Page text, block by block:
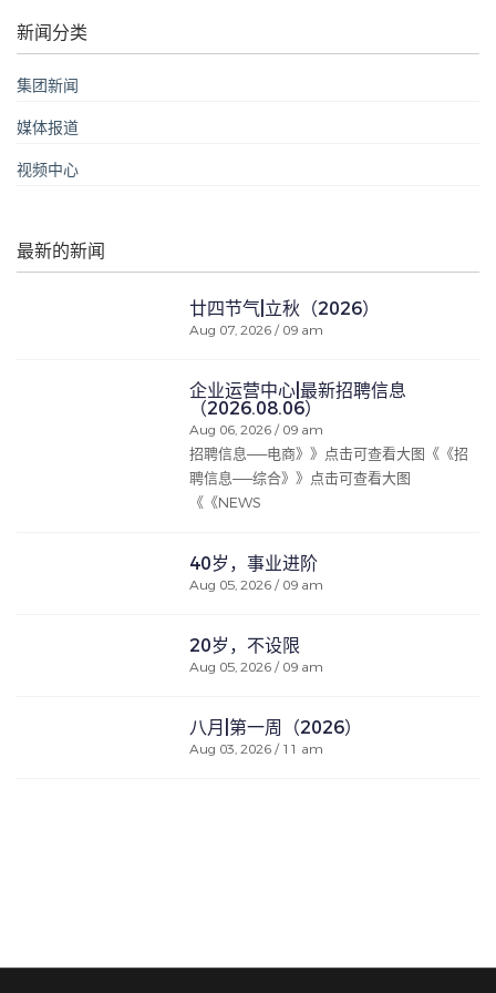
新闻分类
集团新闻
媒体报道
视频中心
最新的新闻
廿四节气|立秋（2026）
Aug 07, 2026 / 09 am
企业运营中心|最新招聘信息
（2026.08.06）
Aug 06, 2026 / 09 am
招聘信息——电商》》点击可查看大图《《招
聘信息——综合》》点击可查看大图
《《NEWS
40岁，事业进阶
Aug 05, 2026 / 09 am
20岁，不设限
Aug 05, 2026 / 09 am
八月|第一周（2026）
Aug 03, 2026 / 11 am